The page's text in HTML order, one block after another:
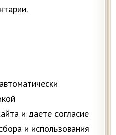
и даете согласие
и использования